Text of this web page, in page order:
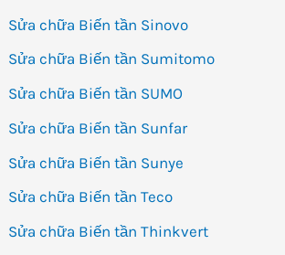
Sửa chữa Biến tần Sinovo
Sửa chữa Biến tần Sumitomo
Sửa chữa Biến tần SUMO
Sửa chữa Biến tần Sunfar
Sửa chữa Biến tần Sunye
Sửa chữa Biến tần Teco
Sửa chữa Biến tần Thinkvert